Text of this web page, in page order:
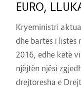
EURO,
Kryeministri
dhe bartës i listës
2016, edhe këtë
njëjtën njësi
drejtoresha e